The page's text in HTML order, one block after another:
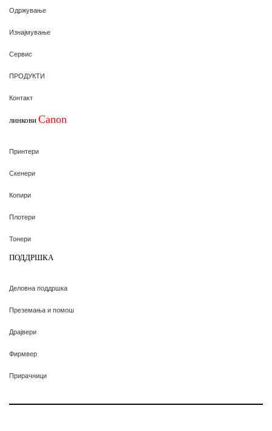
Одржување
Изнајмување
Сервис
ПРОДУКТИ
Контакт
линкови Canon
Принтери
Скенери
Копири
Плотери
Тонери
ПОДДРШКА
Деловна поддршка
Преземања и помош
Драјвери
Фирмвер
Прирачници